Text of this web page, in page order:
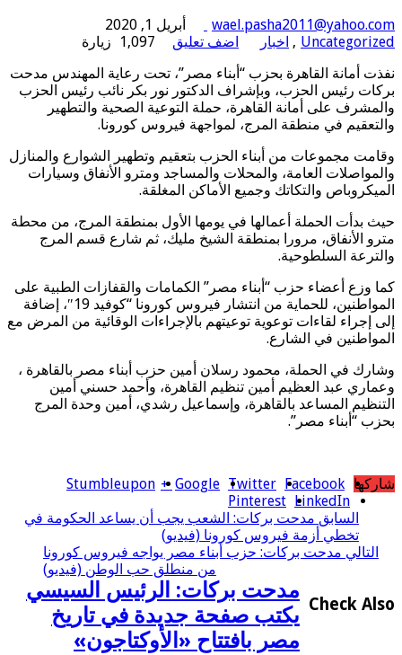
wael.pasha2011@yahoo.com
أبريل 1, 2020
Uncategorized
, اخبار اضف تعليق
1,097 زيارة
نفذت أمانة القاهرة بحزب “أبناء مصر”، تحت رعاية المهندس مدحت
بركات رئيس الحزب، وبإشراف الدكتور نور بكر نائب رئيس الحزب
والمشرف على أمانة القاهرة، حملة التوعية الصحية والتطهير
والتعقيم في منطقة المرج، لمواجهة فيروس كورونا.
وقامت مجموعات من أبناء الحزب بتعقيم وتطهير الشوارع والمنازل
والمواصلات العامة، والمحلات والمساجد ومترو الأنفاق وسيارات
الميكروباص والتكاتك وجميع الأماكن المغلقة.
حيث بدأت الحملة أعمالها في يومها الأول بمنطقة المرج، من محطة
مترو الأنفاق، مرورا بمنطقة الشيخ مليك، ثم شارع قسم المرج
والترعة السلطوحية.
كما وزع أعضاء حزب “أبناء مصر” الكمامات والقفازات الطبية على
المواطنين، للحماية من انتشار فيروس كورونا “كوفيد 19″، إضافة
إلى إجراء لقاءات توعوية توعيتهم بالإجراءات الوقائية من المرض مع
المواطنين في الشارع.
وشارك في الحملة، محمود رسلان أمين حزب أبناء مصر بالقاهرة ،
وعماري عبد العظيم أمين تنظيم القاهرة، وأحمد حسني أمين
التنظيم المساعد بالقاهرة، وإسماعيل رشدي، أمين وحدة المرج
بحزب “أبناء مصر”.
شاركها Facebook
Twitter
Google +
Stumbleupon
LinkedIn
Pinterest
السابق مدحت بركات: الشعب يجب أن يساعد الحكومة في
تخطي أزمة فيروس كورونا (فيديو)
التالي مدحت بركات: حزب أبناء مصر يواجه فيروس كورونا
من منطلق حب الوطن (فيديو)
Check Also
مدحت بركات: الرئيس السيسي
يكتب صفحة جديدة في تاريخ
مصر بافتتاح «الأوكتاجون»